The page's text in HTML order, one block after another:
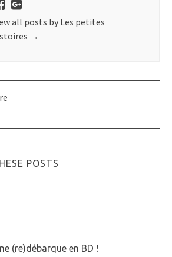
all posts by Les petites
→
POSTS
(re)débarque en BD !